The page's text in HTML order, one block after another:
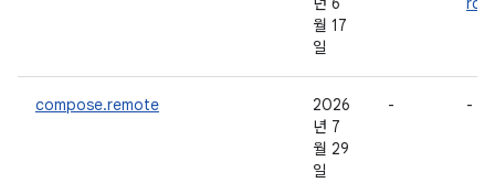
월 17
일
compose.remote
2026
년 7
월 29
일
- -